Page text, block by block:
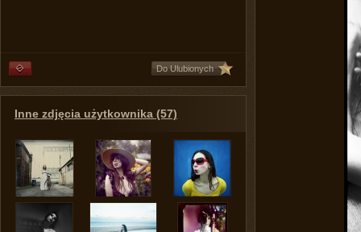
Do Ulubionych
Inne zdjęcia użytkownika (57)